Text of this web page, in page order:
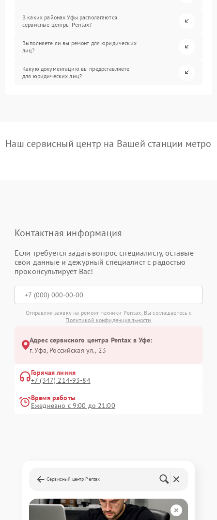
В каких районах Уфы располагаются
сервисные центры Pentax?
Выполняете ли вы ремонт для юридических
лиц?
Какую документацию вы предоставляете
для юридических лиц?
Наш сервисный центр на Вашей станции метро
Контактная информация
Если требуется задать вопрос специалисту, оставьте
свои данные и дежурный специалист с радостью
проконсультирует Вас!
Отправляя заявку на ремонт техники Pentax, Вы соглашаетесь с
Политикой конфиденциальности
Адрес сервисного центра Pentax в Уфе:
г. Уфа, Российская ул., 23
Горячая линия
+7 (347) 214-93-84
Время работы
Ежедневно с 9:00 до 21:00
Сервисный центр Pentax